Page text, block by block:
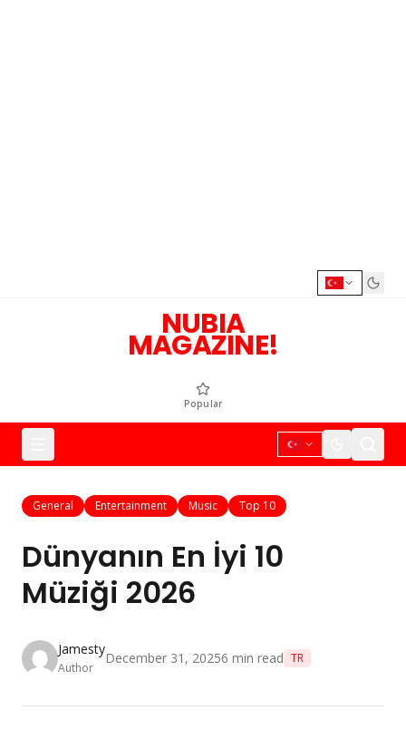
NUBIA
MAGAZINE!
Popular
General Entertainment Music Top 10
Dünyanın En İyi 10
Müziği 2026
Jamesty
Author
December 31, 20256 min read TR